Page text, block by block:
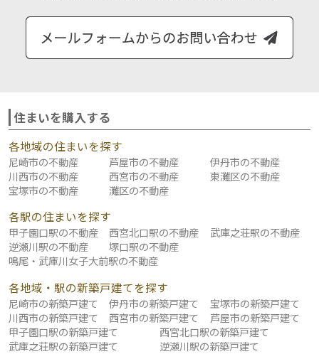
住まいを購入する
各地域の住まいを探す
尼崎市の不動産 芦屋市の不動産
伊丹市の不動産
川西市の不動産
西宮市の不動産
東灘区の不動産
宝塚市の不動産
灘区の不動産
各駅の住まいを探す
甲子園口駅の不動産 西宮北口駅の不動産
武庫之荘駅の不動産
逆瀬川駅の不動産
塚口駅の不動産
鳴尾・武庫川女子大前駅の不動産
各地域・駅の新築戸建てを探す
尼崎市の新築戸建て 伊丹市の新築戸建て
宝塚市の新築戸建て
川西市の新築戸建て
西宮市の新築戸建て
芦屋市の新築戸建て
甲子園口駅の新築戸建て
西宮北口駅の新築戸建て
武庫之荘駅の新築戸建て
逆瀬川駅の新築戸建て